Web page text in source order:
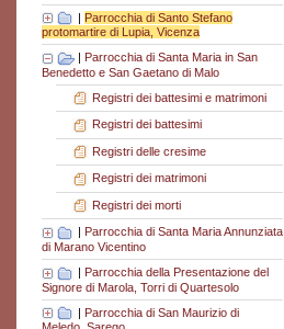
| Parrocchia di Santo Stefano
protomartire di Lupia, Vicenza
| Parrocchia di Santa Maria in San
Benedetto e San Gaetano di Malo
Registri dei battesimi e matrimoni
Registri dei battesimi
Registri delle cresime
Registri dei matrimoni
Registri dei morti
Parrocchia di Santa Maria Annunziata
di Marano Vicentino
| Parrocchia della Presentazione del
Signore di Marola, Torri di Quartesolo
| Parrocchia di San Maurizio di